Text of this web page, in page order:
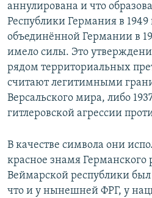
аннулирована и что
Республики Германия в 1949
объединённой Германии в
имело силы. Это
рядом территориальных
считают легитимными
Версальского мира, либо
гитлеровской агрессии
В качестве символа они
красное знамя Германского
Веймарской республики был
что и у нынешней ФРГ, у